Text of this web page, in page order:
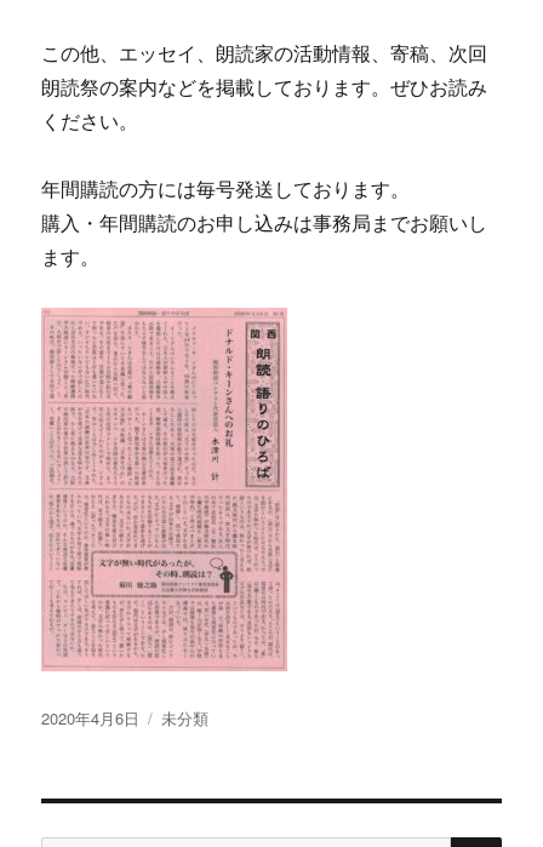
この他、エッセイ、朗読家の活動情報、寄稿、次回
朗読祭の案内などを掲載しております。ぜひお読み
ください。
年間購読の方には毎号発送しております。
購入・年間購読のお申し込みは事務局までお願いし
ます。
投
2020年4月6日
カ
リ
未分類